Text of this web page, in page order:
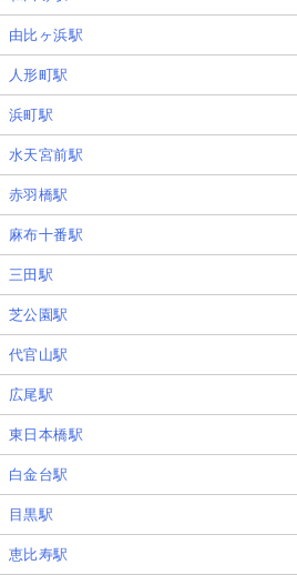
由比ヶ浜駅
人形町駅
浜町駅
水天宮前駅
赤羽橋駅
麻布十番駅
三田駅
芝公園駅
代官山駅
広尾駅
東日本橋駅
白金台駅
目黒駅
恵比寿駅